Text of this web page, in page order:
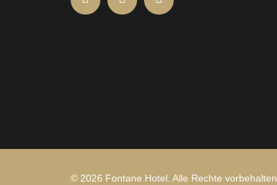
© 2026 Fontane Hotel. Alle Rechte vorbehalten